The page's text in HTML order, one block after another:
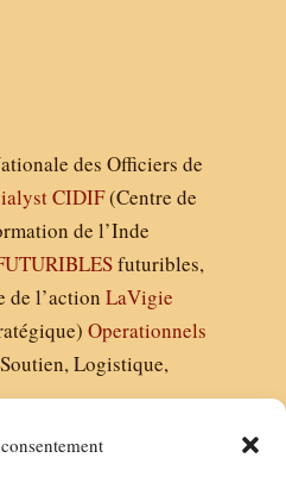
des Officiers de
CIDIF(Centre de
de l’Inde
futuribles,
de l’action LaVigie
Operationnels
Logistique,